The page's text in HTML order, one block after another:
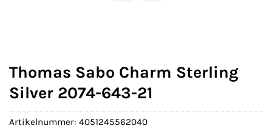
Thomas Sabo Charm Sterling
Silver 2074-643-21
Artikelnummer: 4051245562040